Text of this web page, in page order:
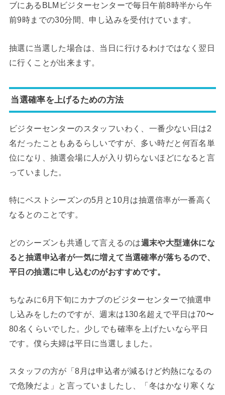
ブにあるBLMビジターセンターで毎日午前8時半から午
前9時までの30分間、申し込みを受付けています。
抽選に当選した場合は、当日に行けるわけではなく翌日
に行くことが出来ます。
当選確率を上げるための方法
ビジターセンターのスタッフいわく、一番少ない日は2
名だったこともあるらしいですが、多い時だと何百名単
位になり、抽選会場に人が入り切らないほどになると言
っていました。
特にベストシーズンの5月と10月は抽選倍率が一番高く
なるとのことです。
どのシーズンも共通して言えるのは週末や大型連休にな
ると抽選申込者が一気に増えて当選確率が落ちるので、
平日の抽選に申し込むのがおすすめです。
ちなみに6月下旬にカナブのビジターセンターで抽選申
し込みをしたのですが、週末は130名超えで平日は70〜
80名くらいでした。少しでも確率を上げたいなら平日
です。僕ら夫婦は平日に当選しました。
スタッフの方が「8月は申込者が減るけど灼熱になるの
で危険だよ」と言っていましたし、「冬はかなり寒くな